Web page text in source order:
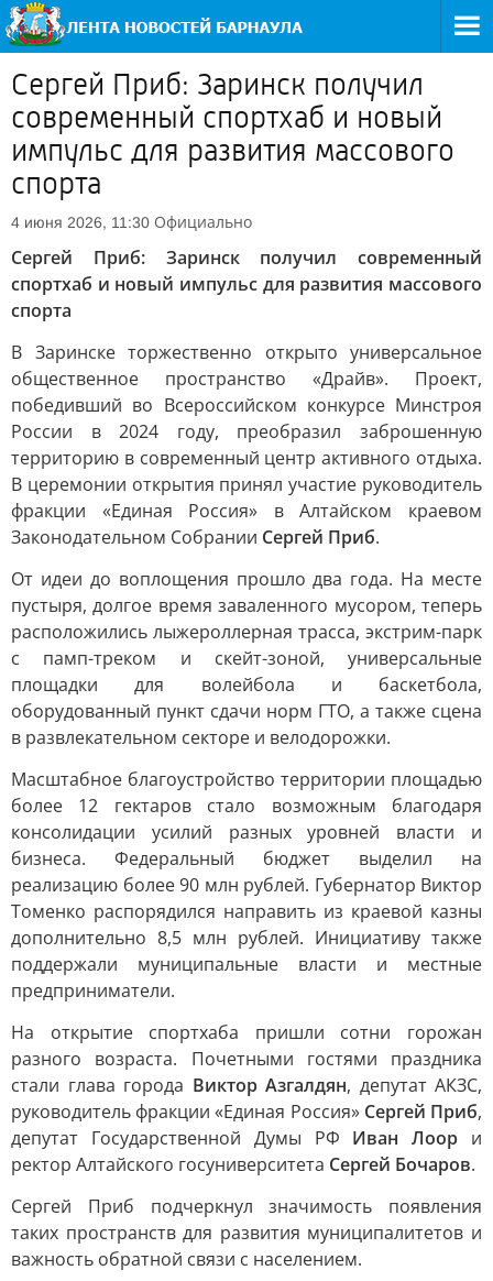
Сергей Приб: Заринск получил
современный спортхаб и новый
импульс для развития массового
спорта
4 июня 2026, 11:30 Официально
Сергей Приб: Заринск получил современный
спортхаб и новый импульс для развития массового
спорта
В Заринске торжественно открыто универсальное
общественное пространство «Драйв». Проект,
победивший во Всероссийском конкурсе Минстроя
России в 2024 году, преобразил заброшенную
территорию в современный центр активного отдыха.
В церемонии открытия принял участие руководитель
фракции «Единая Россия» в Алтайском краевом
Законодательном Собрании Сергей Приб.
От идеи до воплощения прошло два года. На месте
пустыря, долгое время заваленного мусором, теперь
расположились лыжероллерная трасса, экстрим-парк
с памп-треком и скейт-зоной, универсальные
площадки для волейбола и баскетбола,
оборудованный пункт сдачи норм ГТО, а также сцена
в развлекательном секторе и велодорожки.
Масштабное благоустройство территории площадью
более 12 гектаров стало возможным благодаря
консолидации усилий разных уровней власти и
бизнеса. Федеральный бюджет выделил на
реализацию более 90 млн рублей. Губернатор Виктор
Томенко распорядился направить из краевой казны
дополнительно 8,5 млн рублей. Инициативу также
поддержали муниципальные власти и местные
предприниматели.
На открытие спортхаба пришли сотни горожан
разного возраста. Почетными гостями праздника
стали глава города Виктор Азгалдян, депутат АКЗС,
руководитель фракции «Единая Россия» Сергей Приб,
депутат Государственной Думы РФ Иван Лоор и
ректор Алтайского госуниверситета Сергей Бочаров.
Сергей Приб подчеркнул значимость появления
таких пространств для развития муниципалитетов и
важность обратной связи с населением.